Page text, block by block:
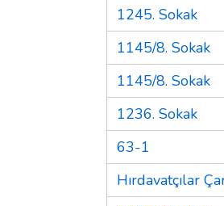
1245. Sokak
1145/8. Sokak
1145/8. Sokak
1236. Sokak
63-1
Hırdavatçılar